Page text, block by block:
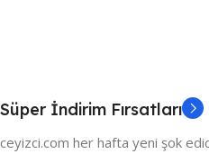
Süper İndirim Fırsatları
ceyizci.com her hafta yeni şok